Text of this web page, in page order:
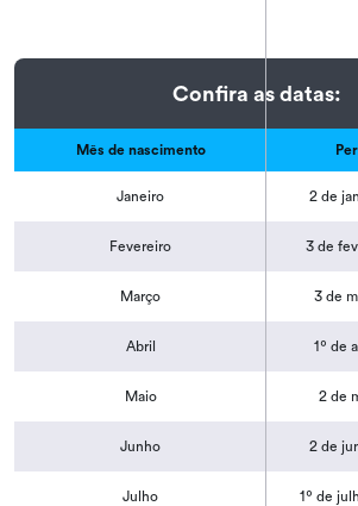
Confira as datas:
Mês de nascimento
Janeiro 2 de
Fevereiro 3 de
Março 3 de
Abril 1º de
Maio 2 de
Junho 2 de
Julho 1º de